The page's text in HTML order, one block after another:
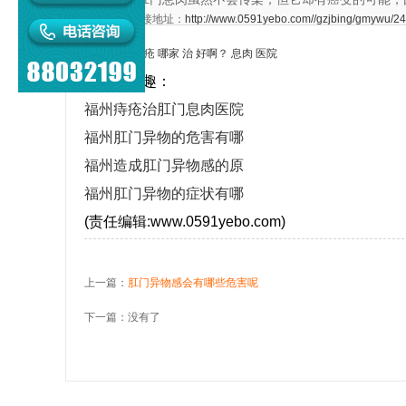
本文章链接地址： http://www.0591yebo.com//gzjbing/gmywu/
痔疮 哪家 治 好啊？ 息肉 医院
猜你感兴趣：
福州痔疮治肛门息肉医院
福州肛门异物的危害有哪
福州造成肛门异物感的原
福州肛门异物的症状有哪
(责任编辑:www.0591yebo.com)
上一篇： 肛门异物感会有哪些危害呢
下一篇：没有了